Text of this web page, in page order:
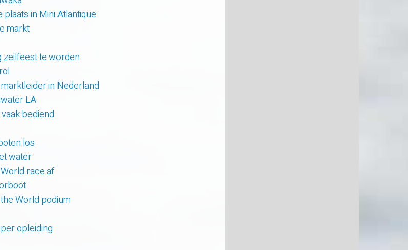
in Mini Atlantique
markt
zeilfeest te worden
in Nederland
LA
bediend
los
water
race af
World podium
opleiding